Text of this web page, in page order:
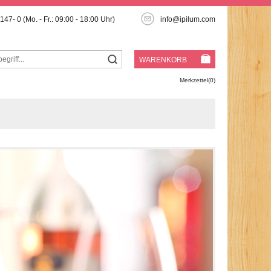
0 (Mo. - Fr.: 09:00 - 18:00 Uhr) info@ipilum.com
WARENKORB
Merkzettel(0)